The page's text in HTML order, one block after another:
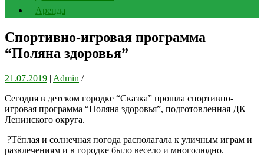
Аренда
Спортивно-игровая программа
“Поляна здоровья”
21.07.2019 | Admin /
Сегодня в детском городке “Сказка” прошла спортивно-
игровая программа “Поляна здоровья”, подготовленная ДК
Ленинского округа.
?Тёплая и солнечная погода располагала к уличным играм и
развлечениям и в городке было весело и многолюдно.